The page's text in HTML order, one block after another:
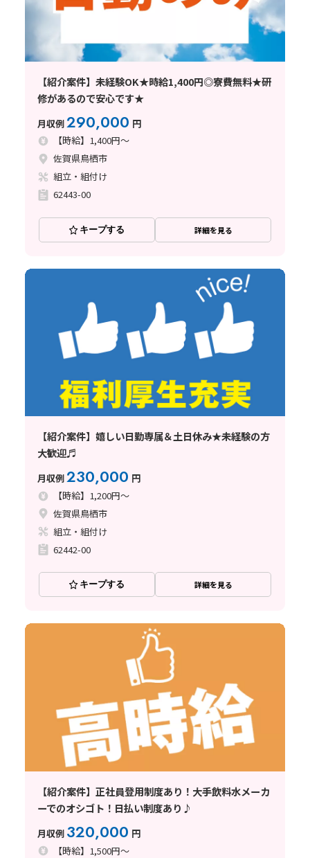
【紹介案件】未経験OK★時給1,400円◎寮費無料★研
修があるので安心です★
月収例290,000 円
【時給】1,400円～
佐賀県鳥栖市
組立・組付け
62443-00
キープする 詳細を見る
【紹介案件】嬉しい日勤専属＆土日休み★未経験の方
大歓迎♬
月収例230,000 円
【時給】1,200円～
佐賀県鳥栖市
組立・組付け
62442-00
キープする 詳細を見る
【紹介案件】正社員登用制度あり！大手飲料水メーカ
ーでのオシゴト！日払い制度あり♪
月収例 320,000 円
【時給】1,500円～